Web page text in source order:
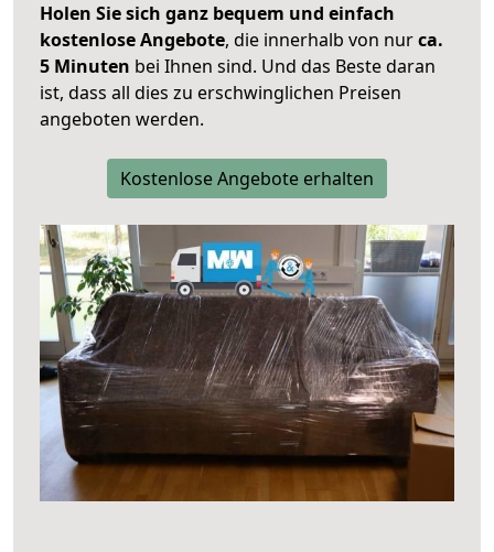
Holen Sie sich ganz bequem und einfach
kostenlose Angebote, die innerhalb von nurca.
5 Minuten bei Ihnen sind. Und das Beste daran
ist, dass all dies zu erschwinglichen Preisen
angeboten werden.
Kostenlose Angebote erhalten